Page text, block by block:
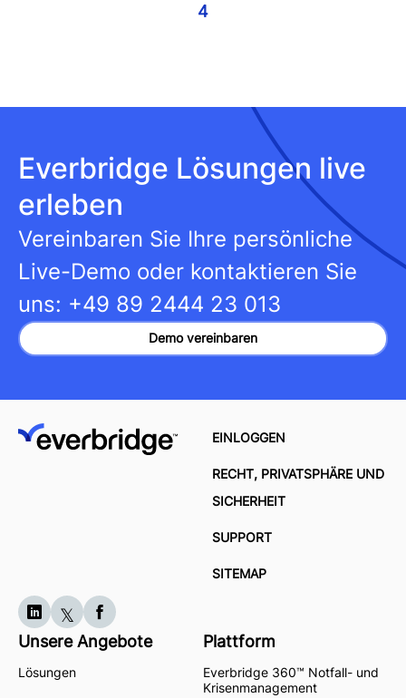
4
Everbridge Lösungen live
erleben
Vereinbaren Sie Ihre persönliche
Live-Demo oder kontaktieren Sie
uns: +49 89 2444 23 013
Demo vereinbaren
EINLOGGEN
RECHT, PRIVATSPHÄRE UND
SICHERHEIT
SUPPORT
SITEMAP
Unsere Angebote
Lösungen
Plattform
Everbridge 360™ Notfall- und
Krisenmanagement